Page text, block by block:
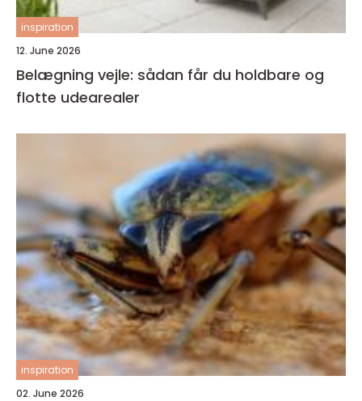
inspiration
12. June 2026
Belægning vejle: sådan får du holdbare og
flotte udearealer
inspiration
02. June 2026